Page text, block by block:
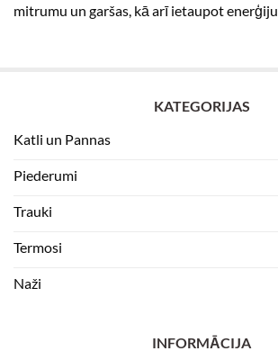
mitrumu un garšas, kā arī ietaupot enerģiju.
KATEGORIJAS
Katli un Pannas
Piederumi
Trauki
Termosi
Naži
INFORMĀCIJA